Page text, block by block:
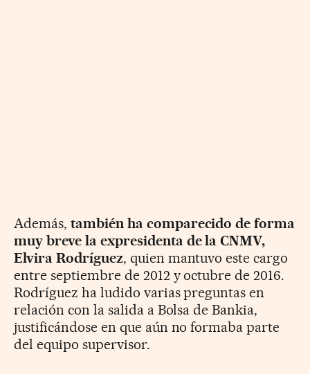
Además, también ha comparecido de forma
muy breve la expresidenta de laCNMV,
Elvira Rodríguez, quien mantuvo este cargo
entre septiembre de 2012 y octubre de 2016.
Rodríguez ha ludido varias preguntas en
relación con la salida a Bolsa de Bankia,
justificándose en que aún no formaba parte
del equipo supervisor.